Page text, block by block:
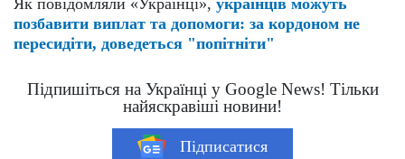
Як повідомляли «Українці», українців можуть
позбавити виплат та допомоги: за кордоном не
пересидіти, доведеться "попітніти"
Підпишіться на Українці у Google News! Тільки
найяскравіші новини!
Підписатися